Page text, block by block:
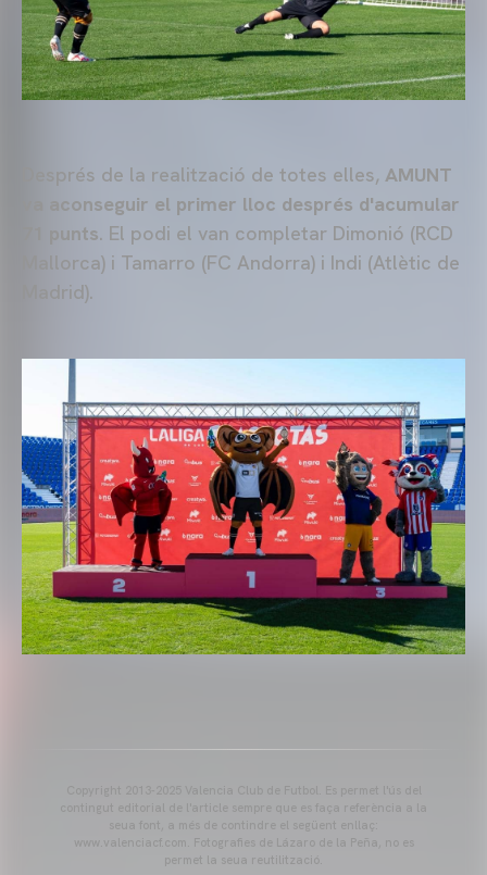
Després de la realització de totes elles, AMUNT
va aconseguir el primer lloc després d'acumular
71 punts. El podi el van completar Dimonió (RCD
Mallorca) i Tamarro (FC Andorra) i Indi (Atlètic de
Madrid).
contingut editorial de l'article sempre que es faça referència a la
seua font, a més de contindre el següent enllaç:
www.valenciacf.com. Fotografies de Lázaro de la Peña, no es
permet la seua reutilització.